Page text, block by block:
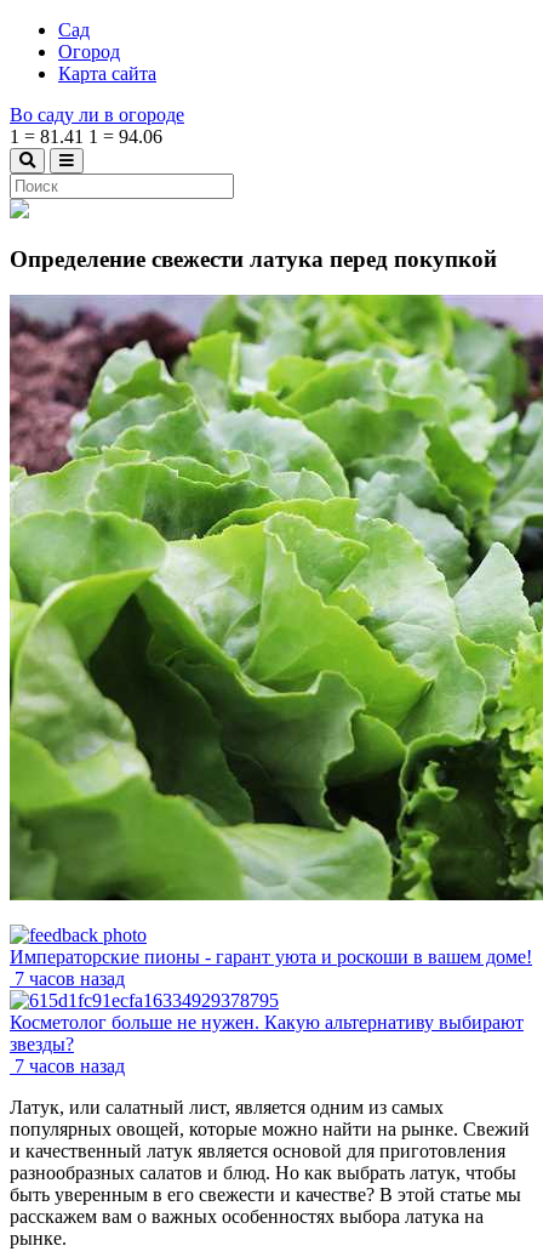
Сад
Огород
Карта сайта
Во саду ли в огороде
1 = 81.41 1 = 94.06
Определение свежести латука перед покупкой
Императорские пионы - гарант уюта и роскоши в вашем доме!
7 часов назад
Косметолог больше не нужен. Какую альтернативу выбирают
звезды?
7 часов назад
Латук, или салатный лист, является одним из самых
популярных овощей, которые можно найти на рынке. Свежий
и качественный латук является основой для приготовления
разнообразных салатов и блюд. Но как выбрать латук, чтобы
быть уверенным в его свежести и качестве? В этой статье мы
расскажем вам о важных особенностях выбора латука на
рынке.